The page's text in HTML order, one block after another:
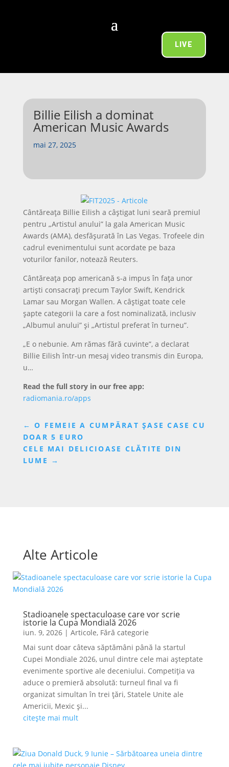
LIVE
Billie Eilish a dominat
American Music Awards
mai 27, 2025
Cântăreața Billie Eilish a câștigat luni seară premiul
pentru „Artistul anului” la gala American Music
Awards (AMA), desfășurată în Las Vegas. Trofeele din
cadrul evenimentului sunt acordate pe baza
voturilor fanilor, notează Reuters.
Cântăreaţa pop americană s-a impus în faţa unor
artiști consacrați precum Taylor Swift, Kendrick
Lamar sau Morgan Wallen. A câștigat toate cele
șapte categorii la care a fost nominalizată, inclusiv
„Albumul anului” și „Artistul preferat în turneu”.
„E o nebunie. Am rămas fără cuvinte”, a declarat
Billie Eilish într-un mesaj video transmis din Europa,
u…
Read the full story in our free app:
radiomania.ro/apps
←O FEMEIE A CUMPĂRAT ȘASE CASE CU
DOAR 5 EURO
CELE MAI DELICIOASE CLĂTITE DIN
LUME →
Alte Articole
Stadioanele spectaculoase care vor scrie
istorie la Cupa Mondială 2026
iun. 9, 2026| Articole, Fără categorie
Mai sunt doar câteva săptămâni până la startul
Cupei Mondiale 2026, unul dintre cele mai așteptate
evenimente sportive ale deceniului. Competiția va
aduce o premieră absolută: turneul final va fi
organizat simultan în trei țări, Statele Unite ale
Americii, Mexic și...
citește mai mult